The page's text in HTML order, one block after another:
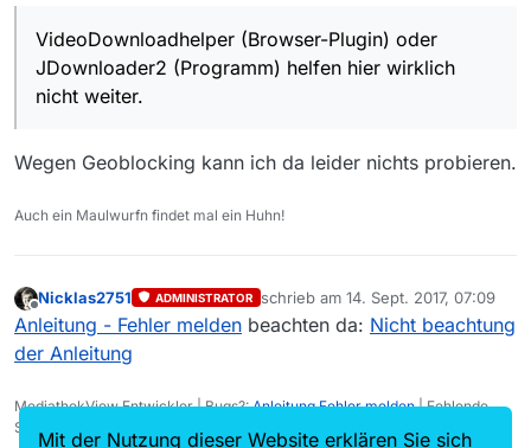
Ich finde auch keine URL um mit entsprechenden
Programmen zu downloaden.
VideoDownloadhelper (Browser-Plugin) oder
JDownloader2 (Programm) helfen hier wirklich
nicht weiter.
Wegen Geoblocking kann ich da leider nichts probieren.
Auch ein Maulwurfn findet mal ein Huhn!
Offline
Nicklas2751 ADMINISTRATOR schrieb am 14. Sept. 2017, 07:09
zuletzt editiert von
Anleitung - Fehler melden beachten da: Nicht beachtung
der Anleitung
MediathekView Entwickler | Bugs?:Anleitung Fehler melden| Fehlende
Sendungen?:
Mit der Nutzung dieser Website erklären Sie sich